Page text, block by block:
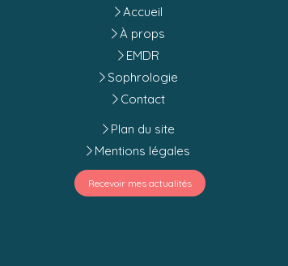
Accueil
À props
EMDR
Sophrologie
Contact
Plan du site
Mentions légales
Recevoir mes actualités